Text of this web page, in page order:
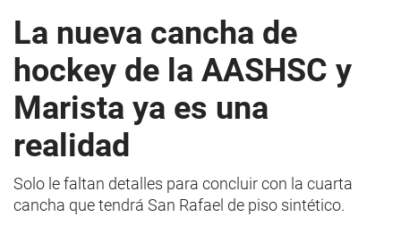
La nueva cancha de
hockey de la AASHSC y
Marista ya es una
realidad
Solo le faltan detalles para concluir con la cuarta
cancha que tendrá San Rafael de piso sintético.